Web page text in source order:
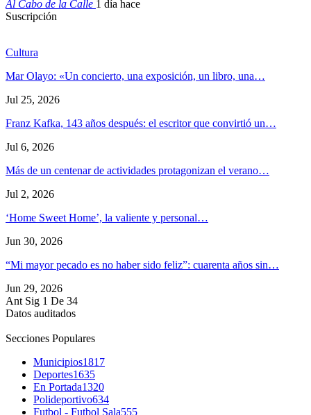
Al Cabo de la Calle 1 día hace
Suscripción
Cultura
Mar Olayo: «Un concierto, una exposición, un libro, una…
Jul 25, 2026
Franz Kafka, 143 años después: el escritor que convirtió un…
Jul 6, 2026
Más de un centenar de actividades protagonizan el verano…
Jul 2, 2026
‘Home Sweet Home’, la valiente y personal…
Jun 30, 2026
“Mi mayor pecado es no haber sido feliz”: cuarenta años sin…
Jun 29, 2026
Ant Sig 1 De 34
Datos auditados
Secciones Populares
Municipios1817
Deportes1635
En Portada1320
Polideportivo634
Futbol - Futbol Sala555